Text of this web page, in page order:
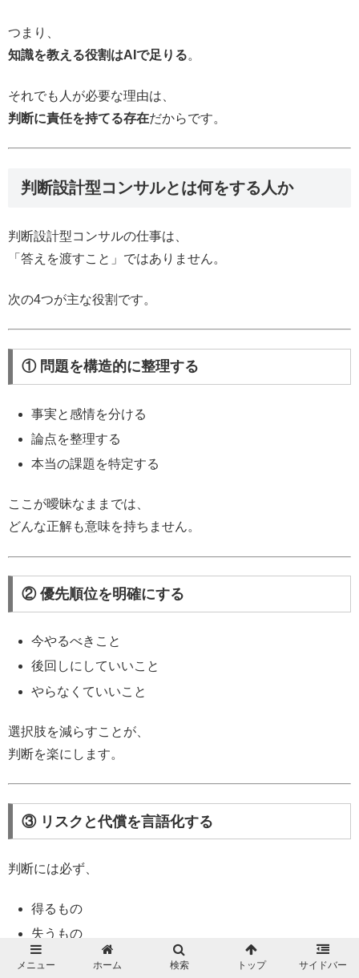
つまり、
知識を教える役割はAIで足りる。
それでも人が必要な理由は、
判断に責任を持てる存在だからです。
判断設計型コンサルとは何をする人か
判断設計型コンサルの仕事は、
「答えを渡すこと」ではありません。
次の4つが主な役割です。
① 問題を構造的に整理する
事実と感情を分ける
論点を整理する
本当の課題を特定する
ここが曖昧なままでは、
どんな正解も意味を持ちません。
② 優先順位を明確にする
今やるべきこと
後回しにしていいこと
やらなくていいこと
選択肢を減らすことが、
判断を楽にします。
③ リスクと代償を言語化する
判断には必ず、
得るもの
失うもの
メニュー ホーム 検索 トップ サイドバー